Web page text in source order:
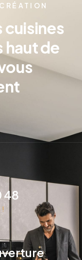
cuisines
haut de
48